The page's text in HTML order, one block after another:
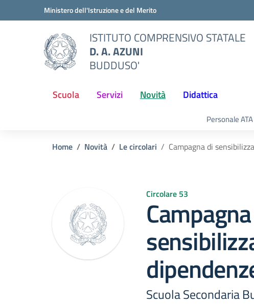
Vai ai contenuti
Vai al menu di navigazioneMinistero dell'Istruzione e del Merito
ISTITUTO COMPRENSIVO STATALE
D. A. AZUNI
BUDDUSO'
Scuola Servizi Novità Didattica
Personale ATA
Home Novità Le circolari Campagna di
Circolare 53
Scuola Secondaria